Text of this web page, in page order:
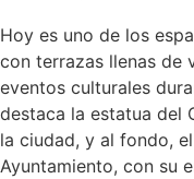
Hoy es uno de los
con terrazas llenas de
eventos culturales
destaca la estatua del
la ciudad, y al fondo,
Ayuntamiento, con su